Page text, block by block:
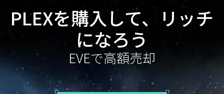
PLEXを購入して、リッチ
になろう
EVEで高額売却